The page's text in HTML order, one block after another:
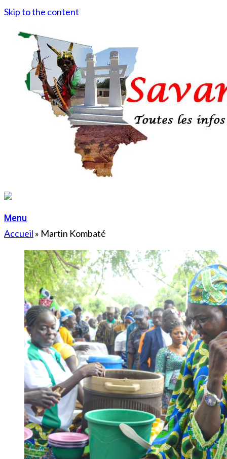
Skip to the content
Menu
Accueil » Martin Kombaté